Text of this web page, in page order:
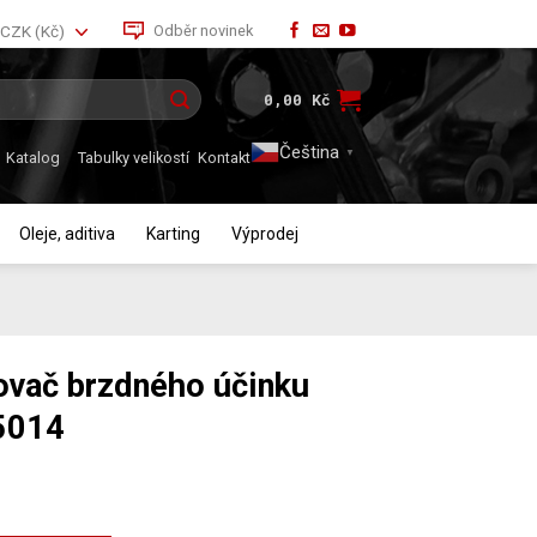
CZK (Kč) Odběr novinek
0,00 Kč
Katalog Tabulky velikostí Kontakt Čeština‎ ▼
Oleje, aditiva Karting Výprodej
brzdného účinku